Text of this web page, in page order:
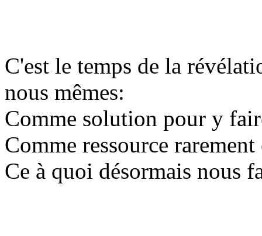
C'est le temps de la
nous mêmes:
Comme solution pour y
Comme ressource
Ce à quoi désormais nous